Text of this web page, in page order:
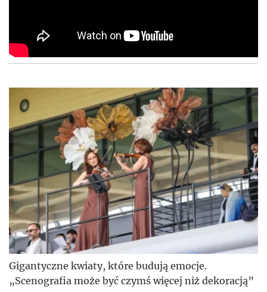
Gigantyczne kwiaty, które budują emocje.
„Scenografia może być czymś więcej niż dekoracją”